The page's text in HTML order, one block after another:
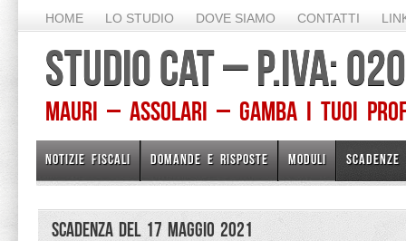
HOME LO STUDIO DOVE SIAMO CONTATTI
STUDIO CAT – P.IVA:
Mauri – Assolari – Gamba I TUOI
NOTIZIE FISCALI DOMANDE E RISPOSTE MODULI SCADENZE
Scadenza del 17 Maggio 2021